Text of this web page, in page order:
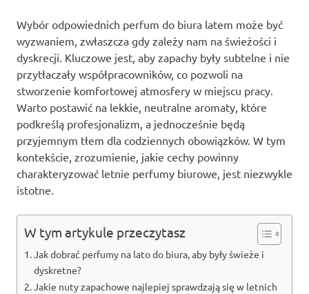
Wybór odpowiednich perfum do biura latem może być
wyzwaniem, zwłaszcza gdy zależy nam na świeżości i
dyskrecji. Kluczowe jest, aby zapachy były subtelne i nie
przytłaczały współpracowników, co pozwoli na
stworzenie komfortowej atmosfery w miejscu pracy.
Warto postawić na lekkie, neutralne aromaty, które
podkreślą profesjonalizm, a jednocześnie będą
przyjemnym tłem dla codziennych obowiązków. W tym
kontekście, zrozumienie, jakie cechy powinny
charakteryzować letnie perfumy biurowe, jest niezwykle
istotne.
W tym artykule przeczytasz
Jak dobrać perfumy na lato do biura, aby były świeże i
dyskretne?
Jakie nuty zapachowe najlepiej sprawdzają się w letnich